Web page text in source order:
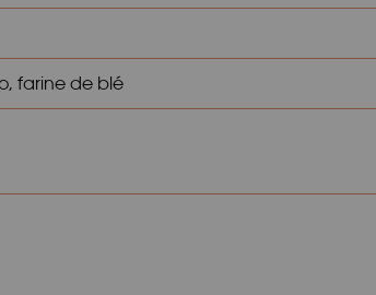
farine de blé